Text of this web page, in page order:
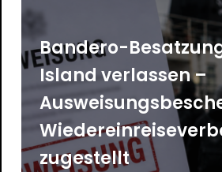
Bandero-
Island verlassen –
zugestellt